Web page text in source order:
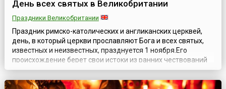
День всех святых в Великобритании
Праздники Великобритании
Праздник римско-католических и англиканских церквей,
день, в который церкви прославляют Бога и всех святых,
известных и неизвестных, празднуется 1 ноября.Его
происхождение берет свои истоки из ранних чествований
мучеников, чьи имена были неизвестны. В 11 веке кроме
мучеников в этот день было решено чествовать всех